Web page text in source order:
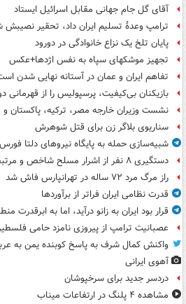
آقای گل جام جهانی مقابل اسرائیل ایستاد
ترامپ وعدۀ تسلیم ایران داد، تحقیر نصیبش
پایان تلخ یک نزاع خانوادگی در دورود
تجهیز موشکهای سپاه به نفس اژدها+عکس
تفاهم ایران و عمان در آستانه نهایی شدن
بازیکنان بی‌کیفیت، پرسپولیس را از قهرمانی
نشست وزیران خارجه مصر، ترکیه، پاکستان و
سناریوی بلاگر زن برای قتل شوهرش
شبیه‌سازی حمله به پایگاه نیروهای دلتا فورس
دستگیری ۸ نفر از اشرار مسلح شاخص و مرتبطین گروهک های تروریستی
راز مرگ مرد ۷۲ ساله در تهرانپارس فاش شد
قدرت نظامی ایران فراتر از برآوردها
قرار بود ایران به زانو درآید، اما به ابرقدرت
عصبانیت ترامپ از پیروزی نامزد حامی
واکنش کمال شرف به پاسخ کوبنده یمن به
آهوی ایرانی
دردسر جدید برای سرخپوشان
مشاهده ۴ پلنگ در ارتفاعات میناب